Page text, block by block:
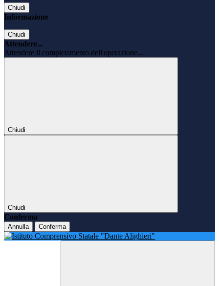
Chiudi
Informazione
Chiudi
Attendere...
Attendere il completamento dell'operazione...
Chiudi
Chiudi
Conferma
Annulla Conferma